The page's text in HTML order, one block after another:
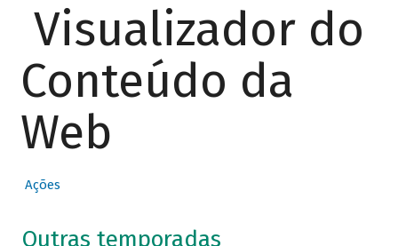
Visualizador do
Conteúdo da
Web
Ações
Outras temporadas